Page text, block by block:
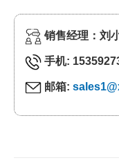
销售经理：刘
手机:
邮箱: